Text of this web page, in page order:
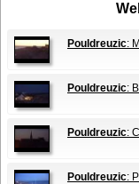
Pouldreuzic:
Pouldreuzic:
Pouldreuzic:
Pouldreuzic: